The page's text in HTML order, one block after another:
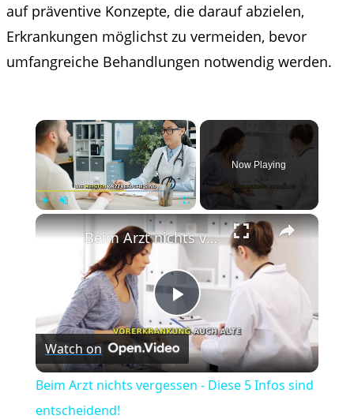
auf präventive Konzepte, die darauf abzielen,
Erkrankungen möglichst zu vermeiden, bevor
umfangreiche Behandlungen notwendig werden.
×
Now Playing
×
Play
Video
Beim Arzt nichts vergessen - Diese 5 Infos sind entscheidend!
Watch on
Beim Arzt nichts vergessen - Diese 5 Infos sind
entscheidend!